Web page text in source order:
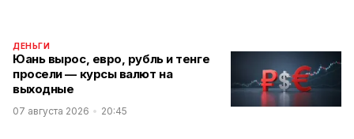
ДЕНЬГИ
Юань вырос, евро, рубль и тенге
просели — курсы валют на
выходные
07 августа 2026 20:45